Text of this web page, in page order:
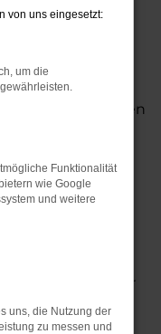
für alle in
und der
Gebrauchtwagen
Neuwagen,
zu
für längere
Fahrkomfort,
es um
Ihnen nicht nur
Fahrzeugen,
damit
von uns eingesetzt:
um die
Funktionalität
wie Google
und weitere
uns, die Nutzung der
zu messen und